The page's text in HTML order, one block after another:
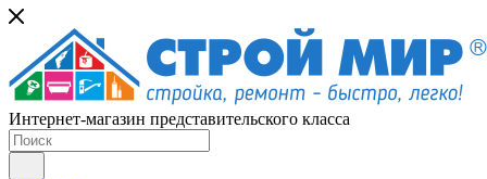
Интернет-магазин представительского класса